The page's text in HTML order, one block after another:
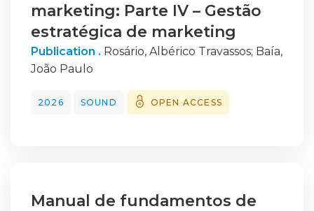
marketing: Parte IV – Gestão
estratégica de marketing
Publication . Rosário, Albérico Travassos; Baía,
João Paulo
2026 SOUND OPEN ACCESS
Manual de fundamentos de